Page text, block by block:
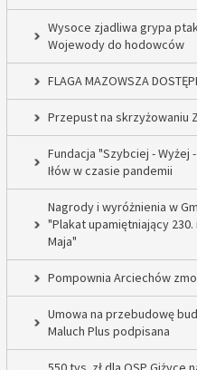
Wysoce zjadliwa grypa
Wojewody do hodowców
FLAGA MAZOWSZA
Przepust na skrzyżowaniu
Fundacja "Szybciej -
Iłów w czasie pandemii
Nagrody i wyróżnienia w
"Plakat upamiętniający
Maja"
Pompownia Arciechów
Umowa na przebudowę
Maluch Plus podpisana